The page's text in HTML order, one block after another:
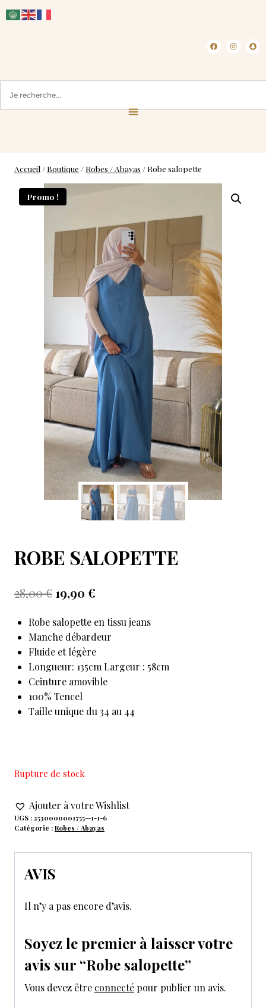
Accueil /Boutique / Robes / Abayas / Robe salopette
Promo !
ROBE SALOPETTE
28,00€ 19,90 €
Robe salopette en tissu jeans
Manche débardeur
Fluide et légère
Longueur: 135cm Largeur : 58cm
Ceinture amovible
100% Tencel
Taille unique du 34 au 44
Rupture de stock
Ajouter à votre Wishlist
UGS : 2530000001755--1-1-6
Catégorie : Robes / Abayas
AVIS
Il n’y a pas encore d’avis.
Soyez le premier à laisser votre
avis sur “Robe salopette”
Vous devez être connecté pour publier un avis.